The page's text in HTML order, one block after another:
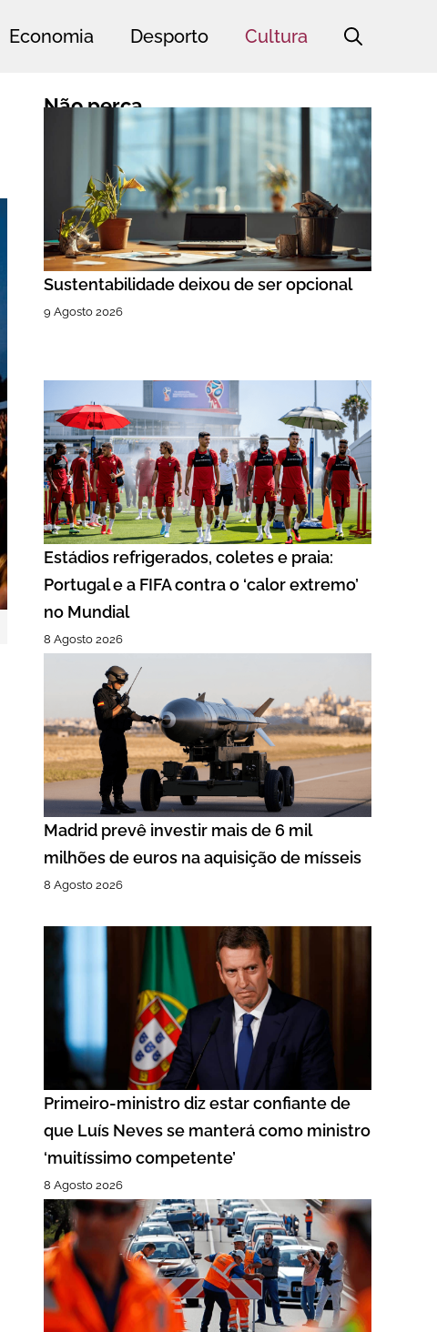
Economia Desporto Cultura
Não perca
Sustentabilidade deixou de ser opcional
9 Agosto 2026
Estádios refrigerados, coletes e praia:
Portugal e a FIFA contra o ‘calor extremo’
no Mundial
8 Agosto 2026
Madrid prevê investir mais de 6 mil
milhões de euros na aquisição de mísseis
8 Agosto 2026
Primeiro‑ministro diz estar confiante de
que Luís Neves se manterá como ministro
‘muitíssimo competente’
8 Agosto 2026